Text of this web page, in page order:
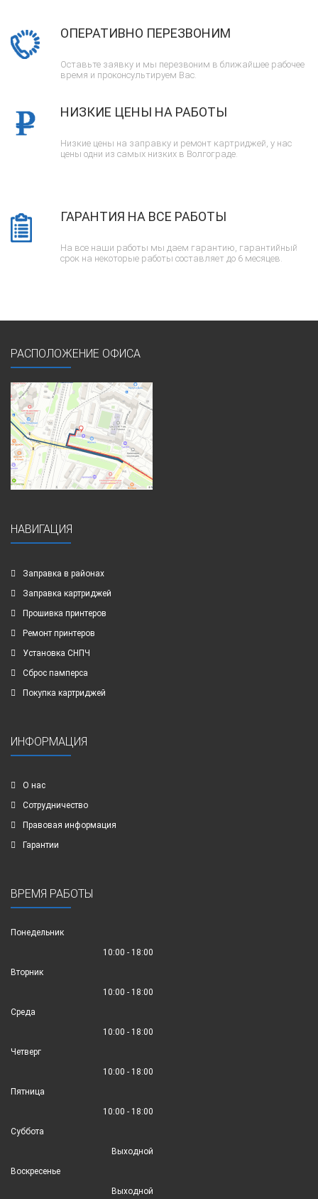
ОПЕРАТИВНО ПЕРЕЗВОНИМ
Оставьте заявку и мы перезвоним в ближайшее рабочее
время и проконсультируем Вас.
НИЗКИЕ ЦЕНЫ НА РАБОТЫ
Низкие цены на заправку и ремонт картриджей, у нас
цены одни из самых низких в Волгограде.
ГАРАНТИЯ НА ВСЕ РАБОТЫ
На все наши работы мы даем гарантию, гарантийный
срок на некоторые работы составляет до 6 месяцев.
РАСПОЛОЖЕНИЕ ОФИСА
НАВИГАЦИЯ
Заправка в районах
Заправка картриджей
Прошивка принтеров
Ремонт принтеров
Установка СНПЧ
Сброс памперса
Покупка картриджей
ИНФОРМАЦИЯ
О нас
Сотрудничество
Правовая информация
Гарантии
ВРЕМЯ РАБОТЫ
Понедельник
10:00 - 18:00
Вторник
10:00 - 18:00
Среда
10:00 - 18:00
Четверг
10:00 - 18:00
Пятница
10:00 - 18:00
Суббота
Выходной
Воскресенье
Выходной